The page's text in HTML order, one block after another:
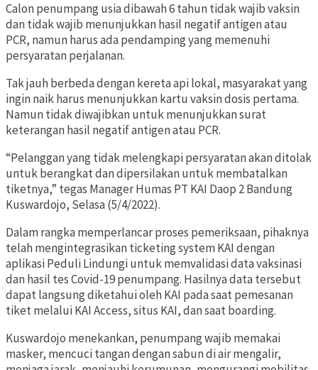
Calon penumpang usia dibawah 6 tahun tidak wajib vaksin
dan tidak wajib menunjukkan hasil negatif antigen atau
PCR, namun harus ada pendamping yang memenuhi
persyaratan perjalanan.
Tak jauh berbeda dengan kereta api lokal, masyarakat yang
ingin naik harus menunjukkan kartu vaksin dosis pertama.
Namun tidak diwajibkan untuk menunjukkan surat
keterangan hasil negatif antigen atau PCR.
“Pelanggan yang tidak melengkapi persyaratan akan ditolak
untuk berangkat dan dipersilakan untuk membatalkan
tiketnya,” tegas Manager Humas PT KAI Daop 2 Bandung
Kuswardojo, Selasa (5/4/2022).
Dalam rangka memperlancar proses pemeriksaan, pihaknya
telah mengintegrasikan ticketing system KAI dengan
aplikasi Peduli Lindungi untuk memvalidasi data vaksinasi
dan hasil tes Covid-19 penumpang. Hasilnya data tersebut
dapat langsung diketahui oleh KAI pada saat pemesanan
tiket melalui KAI Access, situs KAI, dan saat boarding.
Kuswardojo menekankan, penumpang wajib memakai
masker, mencuci tangan dengan sabun di air mengalir,